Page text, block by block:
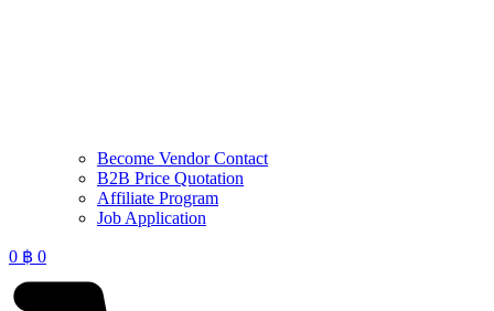
Become Vendor Contact
B2B Price Quotation
Affiliate Program
Job Application
0 ฿ 0